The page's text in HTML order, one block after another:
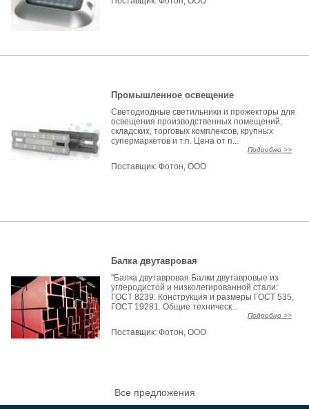
Промышленное освещение
Светодиодные светильники и прожекторы для
освещения производственных помещений,
складских, торговых комплексов, крупных
супермаркетов и т.п. Цена от п...
Подробно >>
Поставщик:Фотон, ООО
Балка двутавровая
"Балка двутавровая Балки двутавровые из
углеродистой и низколегированной стали:
ГОСТ 8239. Конструкция и размеры ГОСТ 535,
ГОСТ 19281. Общие техническ...
Подробно >>
Поставщик:Фотон, ООО
Все предложения